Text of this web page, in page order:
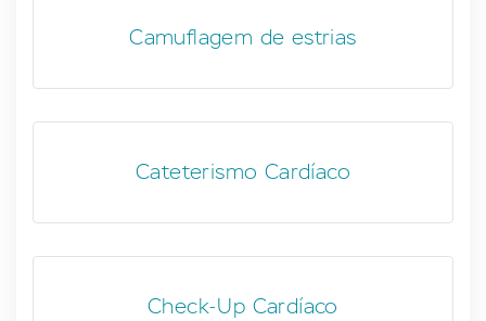
Camuflagem de estrias
Cateterismo Cardíaco
Check-Up Cardíaco